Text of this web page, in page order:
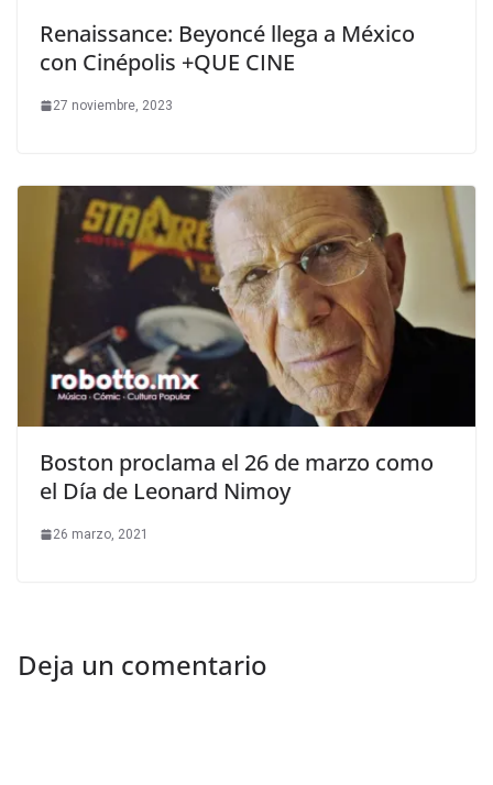
Renaissance: Beyoncé llega a México
con Cinépolis +QUE CINE
27 noviembre, 2023
Boston proclama el 26 de marzo como
el Día de Leonard Nimoy
26 marzo, 2021
Deja un comentario